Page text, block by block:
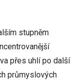
stupněm
přes uhlí po další
průmyslových